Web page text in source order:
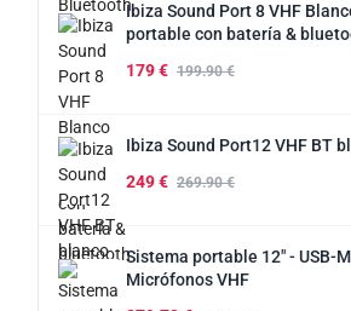
Ibiza Sound Port 8 VHF
portable con batería &
179 € 199.90 €
Ibiza Sound Port12 VHF BT
249 € 269.90 €
Sistema portable 12" - USB-
Micrófonos VHF